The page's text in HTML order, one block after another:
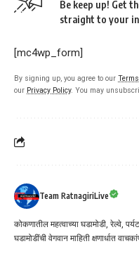
Be keep up! Get
straight to your
[mc4wp_form]
By signing up, you agree to our
our Privacy Policy. You may
Team RatnagiriLive
कोकणातील महत्वाच्या घडामोडी, रेल्वे,
घडामोडींची वेगवान माहिती क्षणार्धात